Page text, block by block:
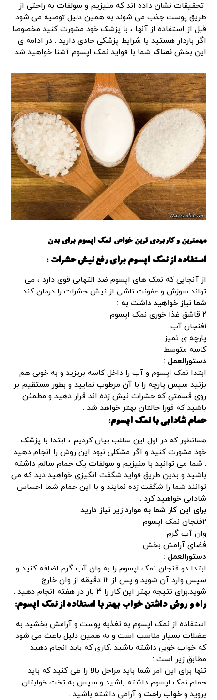
تحقیقات نشان داده اند که منیزیم و سولفات به راحتی از
طریق پوست جذب می شوند به همین دلیل توصیه می شود
قبل از استفاده از آنها ، با پزشک خود مشورت کنید مخصوصا
اگر باردار هستید یا شرایط پزشکی حادی دارید . در ادامه ی
این بخشنمناک شما با فواید نمک اپسوم آشنا خواهید شد.
مهمترین و کاربردی ترین خواص نمک اپسوم برای بدن
استفاده از نمک اپسوم برای رفع نیش حشرات :
از آنجایی که نمک های اپسوم ضد التهابی قوی دارد ، می
تواند سوزش و عفونت ناشی از نیش حشرات را درمان کند .
شما نیاز خواهید داشت به :
۲ قاشق غذا خوری نمک اپسوم
۱فنجان آب
پارچه ی تمیز
کاسه متوسط
دستورالعمل :
ابتدا نمک اپسوم و آب را داخل کاسه بریزید و به خوبی هم
بزنید سپس پارچه را با آن مرطوب نمایید و بطور مستقیم بر
روی قسمتی که حشرات نیش زده اند قرار دهید و مطمئن
باشید که فورا حالتان بهتر خواهد شد .
حمام شادابی با نمک اپسوم:
همانطور که در اول این مطلب بیان کردیم ، ابتدا با پزشک
خود مشورت کنید و اگر مشکلی نبود این روش را انجام دهید
. شما می توانید با منیزیم و سولفات یک حمام سالم داشته
باشید و بدین طریق فواید شگفت انگیزی خواهید دید که می
توانند شما را شگفت زده نمایند و با این حمام شما احساس
شادابی خواهید کرد .
برای این کار شما به موارد زیر نیاز دارید :
۲فنجان نمک اپسوم
وان آب گرم
فضای آرامش بخش
دستورالعمل :
ابتدا دو فنجان نمک اپسوم را به وان آب گرم اضافه کنید و
سپس وارد آن شوید و پس از ۱۲ دقیقه از وان خارج
شوید.برای نتیجه بهتر این کار را ۳ بار در هفته انجام دهید .
راه و روش داشتن خواب بهتر با استفاده از نمک اپسوم:
استفاده از نمک اپسوم به تغذیه پوست و آرامش بخشید به
عضلات بسیار مناسب است و به همین دلیل باعث می شود
که خواب خوبی داشته باشید .کاری که باید انجام دهید
مطابق زیر است :
تنها برای این امر شما باید مراحل بالا را طی کنید که باید
حمام نمک اپسوم داشته باشید و سپس به تخت خوابتان
بروید وخواب راحت و آرامی داشته باشید .